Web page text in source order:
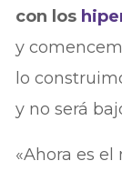
con los
y
lo
y no será
«Ahora es